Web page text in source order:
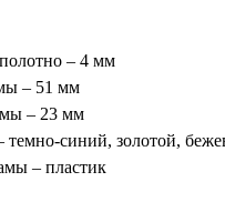
– 4 мм
– 51 мм
– 23 мм
темно-синий, золотой,
– пластик